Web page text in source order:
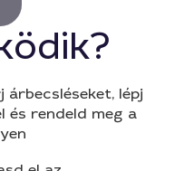
lépj
és rendeld meg a